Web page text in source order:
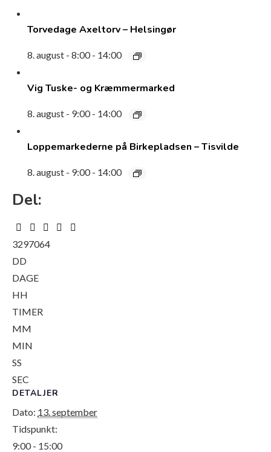
Torvedage Axeltorv – Helsingør
8. august - 8:00- 14:00
Vig Tuske- og Kræmmermarked
8. august - 9:00- 14:00
Loppemarkederne på Birkepladsen – Tisvilde
8. august - 9:00- 14:00
Del:
3297064
DD
DAGE
HH
TIMER
MM
MIN
SS
SEC
DETALJER
Dato: 13. september
Tidspunkt:
9:00 - 15:00